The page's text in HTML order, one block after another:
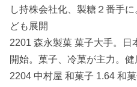
し持株会社化、製糖２番手
ども展開
2201 森永製菓 菓子大手。日
開始。菓子、冷菓が主力。
2204 中村屋 和菓子 1.64 和